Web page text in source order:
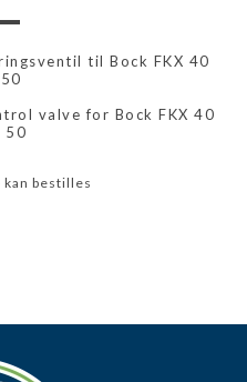
til Bock FKX 40
valve for Bock FKX 40
50
kan bestilles